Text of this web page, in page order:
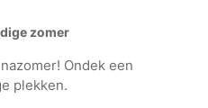
zomer
Ondek een
plekken.